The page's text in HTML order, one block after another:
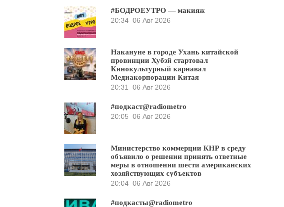
#БОДРОЕУТРО — макияж
20:34 06 Авг 2026
Накануне в городе Ухань китайской
провинции Хубэй стартовал
Кинокультурный карнавал
Медиакорпорации Китая
20:31
06 Авг 2026
#подкаст@radiometro
20:05 06 Авг 2026
Министерство коммерции КНР в среду
объявило о решении принять ответные
меры в отношении шести американских
хозяйствующих субъектов
20:04 06 Авг 2026
#подкасты@radiometro